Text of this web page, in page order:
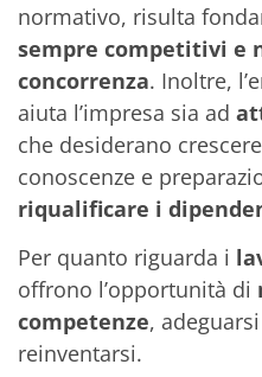
normativo, risulta
sempre competitivi e
concorrenza. Inoltre,
aiuta l’impresa sia ad
che desiderano
conoscenze e
riqualificare i
Per quanto riguarda i
offrono l’opportunità di
competenze,
reinventarsi.